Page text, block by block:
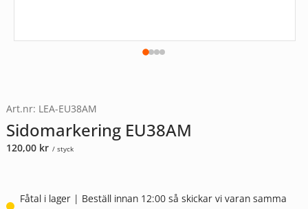
Art.nr: LEA-EU38AM
Sidomarkering EU38AM
120,00 kr / styck
Fåtal i lager | Beställ innan 12:00 så skickar vi varan samma